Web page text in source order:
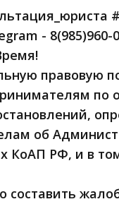
-
правовую
по
об
КоАП РФ, и в
составить